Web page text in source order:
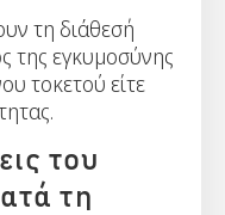
τη διάθεσή
της εγκυμοσύνης
τοκετού είτε
του
τη